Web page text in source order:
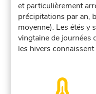
et particulièrement
précipitations par an,
moyenne). Les étés y
vingtaine de journées
les hivers